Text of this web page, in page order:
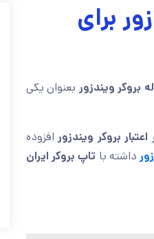
برای
بروکر ویندزور بعنوان یکی
اعتبار بروکر ویندزورافزوده
داشته با تاپ بروکر ایران